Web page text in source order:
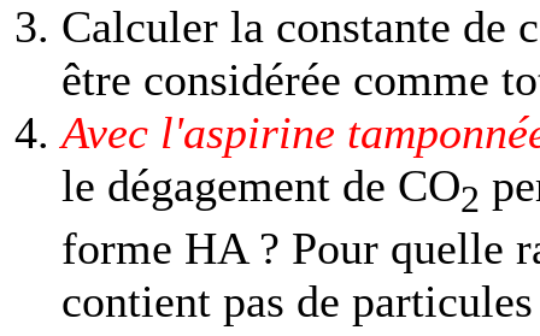
Calculer la constante de
être considérée comme
Avec l'aspirine
le dégagement de CO2
forme HA ? Pour quelle
contient pas de